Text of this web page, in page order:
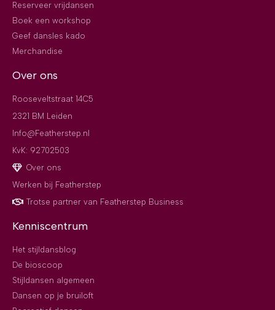
Reserveer vrijdansen
Boek een workshop
Geef dansles kado
Merchandise
Over ons
Rooseveltstraat 14C5
2321 BM Leiden
Info@Featherstep.nl
KvK: 92702503
Over ons
Werken bij Featherstep
Trotse partner van Featherstep Business
Kenniscentrum
Het stijldansblog
De bioscoop
Stijldansen algemeen
Dansen op je bruiloft